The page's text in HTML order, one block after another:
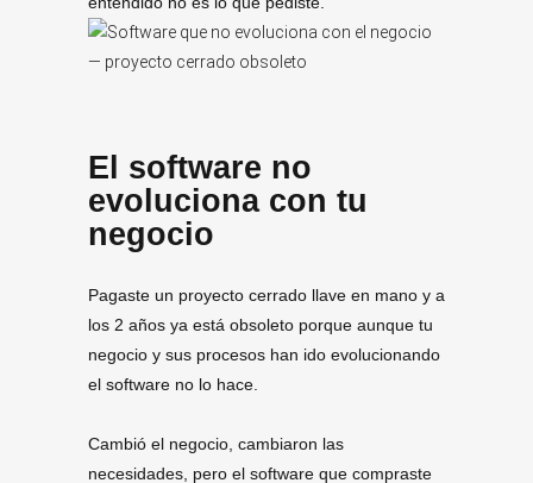
El software no
evoluciona con tu
negocio
Pagaste un proyecto cerrado llave en mano y a
los 2 años ya está obsoleto porque aunque tu
negocio y sus procesos han ido evolucionando
el software no lo hace.
Cambió el negocio, cambiaron las
necesidades, pero el software que compraste